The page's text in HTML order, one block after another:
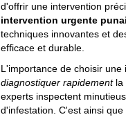
d'offrir une intervention
intervention urgente
techniques innovantes et
efficace et durable.
L'importance de choisir
diagnostiquer rapidementla
experts inspectent
d'infestation. C'est ainsi que